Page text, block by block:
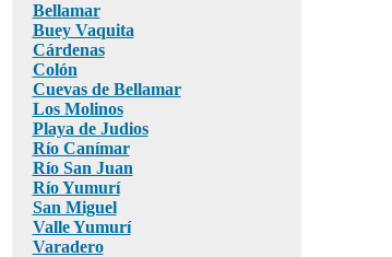
Bellamar
Buey Vaquita
Cárdenas
Colón
Cuevas de Bellamar
Los Molinos
Playa de Judios
Río Canímar
Río San Juan
Río Yumurí
San Miguel
Valle Yumurí
Varadero